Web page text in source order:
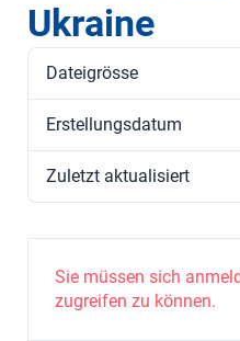
Ukraine
Dateigrösse
Erstellungsdatum
Zuletzt aktualisiert
Sie müssen sich
zugreifen zu können.